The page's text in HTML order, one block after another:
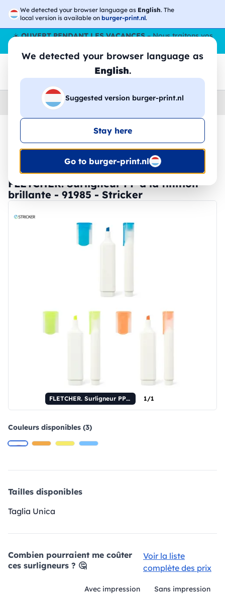
We detected your browser language as English. The
local version is available on burger-print.nl.
We detected your browser language as
English.
Suggested version burger-print.nl
Stay here
Go to burger-print.nl
☀️OUVERT PENDANT LES VACANCES– Nous traitons vos
Papeterie › surligneurs-personnalises
🔥 Impression DTF à -30 %
FLETCHER. Surligneur PP à la finition
brillante - 91985 - Stricker
FLETCHER. Surligneur PP à la finition brillante 1/1
Couleurs disponibles (3)
Tailles disponibles
Taglia Unica
Combien pourraient me coûter
ces surligneurs ? 🤔
Voir la liste
complète des prix
Avec impression Sans impression